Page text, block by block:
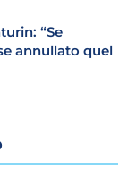
“Se
annullato quel